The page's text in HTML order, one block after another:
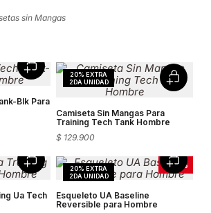
sin Mangas
Blk Para
Camiseta Sin Mangas Para
Training Tech Tank Hombre
$ 129.900
Ua Tech
-50 %
Esqueleto UA Baseline
Reversible para Hombre